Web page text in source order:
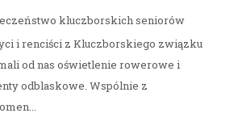
kluczborskich seniorów
i renciści z Kluczborskiego związku
od nas oświetlenie rowerowe i
odblaskowe. Wspólnie z